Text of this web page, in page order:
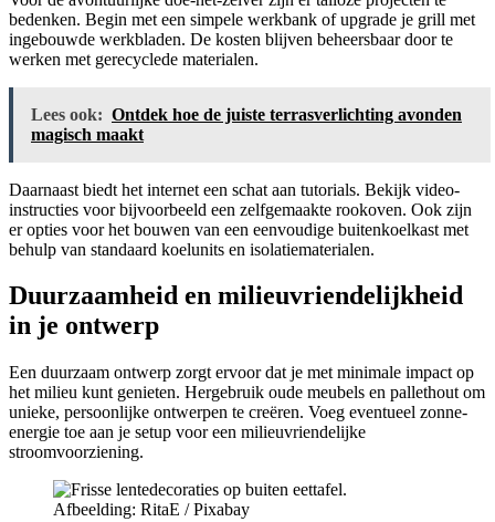
bedenken. Begin met een simpele werkbank of upgrade je grill met
ingebouwde werkbladen. De kosten blijven beheersbaar door te
werken met gerecyclede materialen.
Lees ook: Ontdek hoe de juiste terrasverlichting avonden
magisch maakt
Daarnaast biedt het internet een schat aan tutorials. Bekijk video-
instructies voor bijvoorbeeld een zelfgemaakte rookoven. Ook zijn
er opties voor het bouwen van een eenvoudige buitenkoelkast met
behulp van standaard koelunits en isolatiematerialen.
Duurzaamheid en milieuvriendelijkheid
in je ontwerp
Een duurzaam ontwerp zorgt ervoor dat je met minimale impact op
het milieu kunt genieten. Hergebruik oude meubels en pallethout om
unieke, persoonlijke ontwerpen te creëren. Voeg eventueel zonne-
energie toe aan je setup voor een milieuvriendelijke
stroomvoorziening.
Afbeelding: RitaE / Pixabay